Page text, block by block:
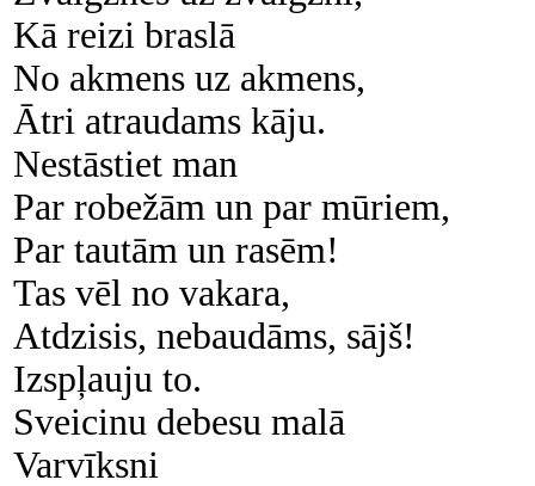
Kā reizi braslā
No akmens uz akmens,
Ātri atraudams kāju.
Nestāstiet man
Par robežām un par mūriem,
Par tautām un rasēm!
Tas vēl no vakara,
Atdzisis, nebaudāms, sājš!
Izspļauju to.
Sveicinu debesu malā
Varvīksni